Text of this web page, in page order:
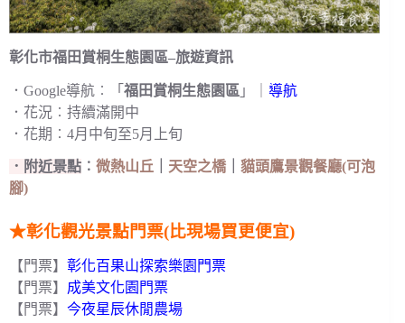
彰化市福田賞桐生態園區–旅遊資訊
．Google導航︰「 福田賞桐生態園區 」｜ 導航
．花況︰持續滿開中
．花期︰4月中旬至5月上旬
．附近景點 ︰ 微熱山丘 天空之橋
貓頭鷹景觀餐廳(可泡
腳)
★彰化觀光景點門票(比現場買更便宜)
【門票】 彰化百果山探索樂園門票
【門票】 成美文化園門票
【門票】 今夜星辰休閒農場